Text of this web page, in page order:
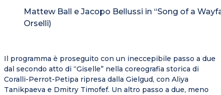
Mattew Ball e Jacopo Bellussi in “Song of a
Orselli)
Il programma è proseguito con un ineccepibile passo a due
dal secondo atto di “Giselle” nella coreografia storica di
Coralli-Perrot-Petipa ripresa dalla Gielgud, con Aliya
Tanikpaeva e Dmitry Timofef. Un altro passo a due, meno